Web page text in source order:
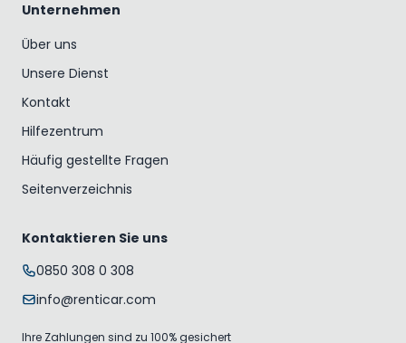
Unternehmen
Über uns
Unsere Dienst
Kontakt
Hilfezentrum
Häufig gestellte Fragen
Seitenverzeichnis
Kontaktieren Sie uns
0850 308 0 308
info@renticar.com
Ihre Zahlungen sind zu 100% gesichert